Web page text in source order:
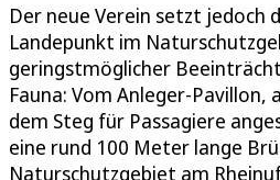
Der neue Verein setzt jedoch
Landepunkt im
geringstmöglicher
Fauna: Vom Anleger-
dem Steg für Passagiere
eine rund 100 Meter lange
Naturschutzgebiet am